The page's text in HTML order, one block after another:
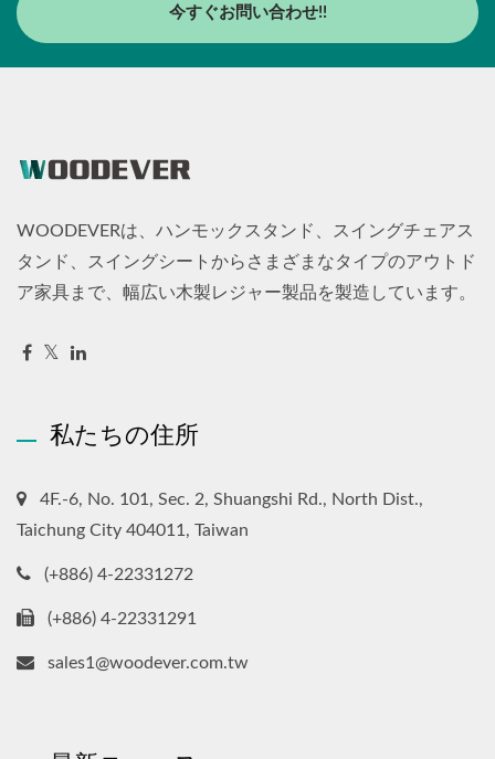
今すぐお問い合わせ!!
WOODEVERは、ハンモックスタンド、スイングチェアス
タンド、スイングシートからさまざまなタイプのアウトド
ア家具まで、幅広い木製レジャー製品を製造しています。
私たちの住所
4F.-6, No. 101, Sec. 2, Shuangshi Rd., North Dist.,
Taichung City 404011, Taiwan
(+886) 4-22331272
(+886) 4-22331291
sales1@woodever.com.tw